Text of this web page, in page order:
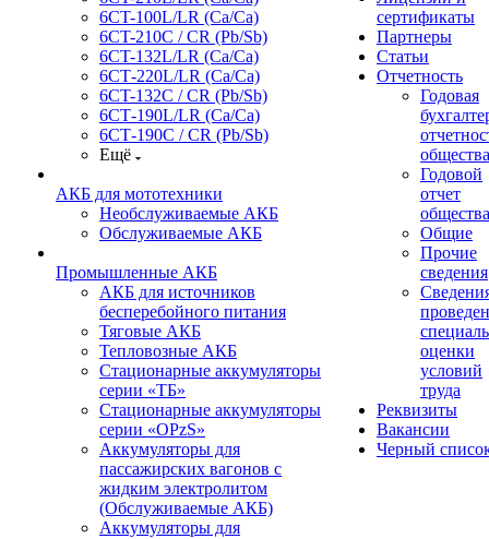
6CT-100L/LR (Ca/Ca)
6CT-210C / CR (Pb/Sb)
6CT-132L/LR (Ca/Ca)
6СТ-220L/LR (Ca/Ca)
6CT-132C / CR (Pb/Sb)
6СТ-190L/LR (Ca/Ca)
6СТ-190С / CR (Pb/Sb)
Ещё
АКБ для мототехники
Необслуживаемые АКБ
Обслуживаемые АКБ
Промышленные АКБ
АКБ для источников
бесперебойного питания
Тяговые АКБ
Тепловозные АКБ
Стационарные аккумуляторы
серии «ТБ»
Стационарные аккумуляторы
серии «OPzS»
Аккумуляторы для
пассажирских вагонов с
жидким электролитом
(Обслуживаемые АКБ)
Аккумуляторы для
сертификаты
Партнеры
Статьи
Отчетность
Годовая
общества
Годовой
отчет
общества
Общие
Прочие
сведения
оценки
условий
труда
Реквизиты
Вакансии
Черный